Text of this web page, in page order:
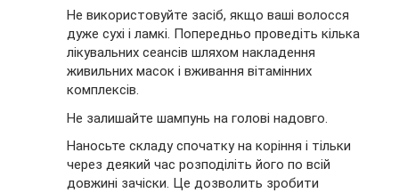
Не використовуйте засіб, якщо ваші волосся
дуже сухі і ламкі. Попередньо проведіть кілька
лікувальних сеансів шляхом накладення
живильних масок і вживання вітамінних
комплексів.
Не залишайте шампунь на голові надовго.
Наносьте складу спочатку на коріння і тільки
через деякий час розподіліть його по всій
довжині зачіски. Це дозволить зробити